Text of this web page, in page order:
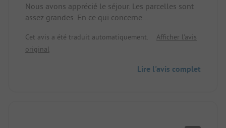
Nous avons apprécié le séjour. Les parcelles sont
assez grandes. En ce qui concerne
disponible. Le matin, nous avons profité du service
de petits pains. Les enfants ont pu faire du SUP sur
Cet avis a été traduit automatiquement.
Afficher l'avis
original
Lire l'avis complet